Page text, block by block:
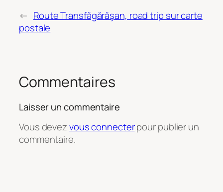
← Route Transfăgărăşan, road trip sur carte
postale
Commentaires
Laisser un commentaire
Vous devezvous connecterpour publier un
commentaire.